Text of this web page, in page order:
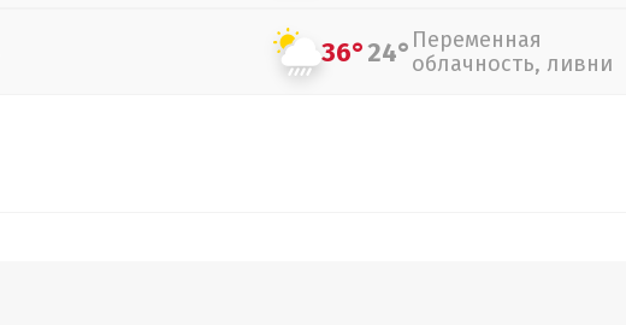
36°24° Переменная
облачность, ливни